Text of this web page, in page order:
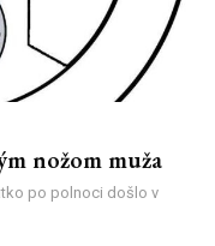
nožom muža
po polnoci došlo v